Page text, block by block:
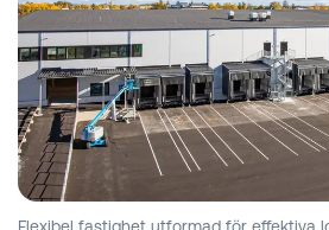
Flexibel fastighet utformad för effektiva